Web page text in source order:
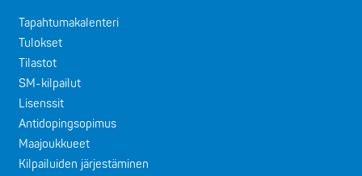
Tapahtumakalenteri
Tulokset
Tilastot
SM-kilpailut
Lisenssit
Antidopingsopimus
Maajoukkueet
Kilpailuiden järjestäminen